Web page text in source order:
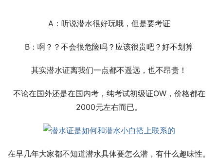
A：听说潜水很好玩哦，但是要考证
B：啊？？不会很危险吗？应该很贵吧？好不划算
其实潜水证离我们一点都不遥远，也不昂贵！
不论在国外还是在国内考，纯考试初级证OW，价格都在
2000元左右而已。
在早几年大家都不知道潜水具体要怎么潜，有什么趣味性。